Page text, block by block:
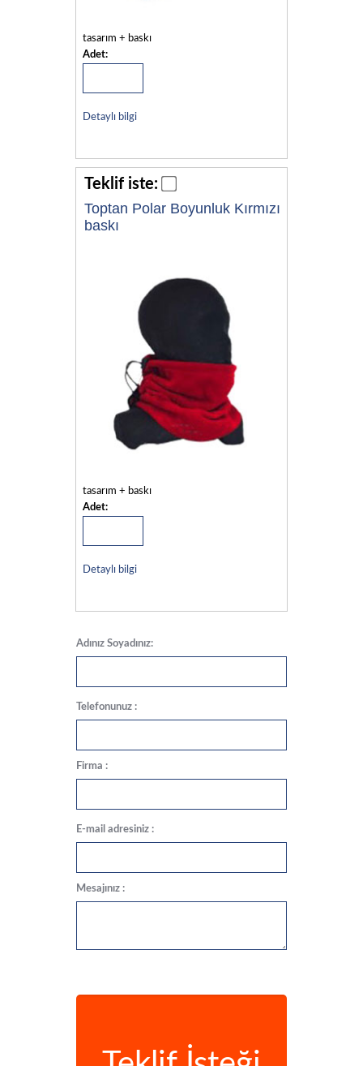
tasarım + baskı
Adet:
Detaylı bilgi
Teklif iste:
Toptan Polar Boyunluk Kırmızı
baskı
tasarım + baskı
Adet:
Detaylı bilgi
Adınız Soyadınız:
Telefonunuz :
Firma :
E-mail adresiniz :
Mesajınız :